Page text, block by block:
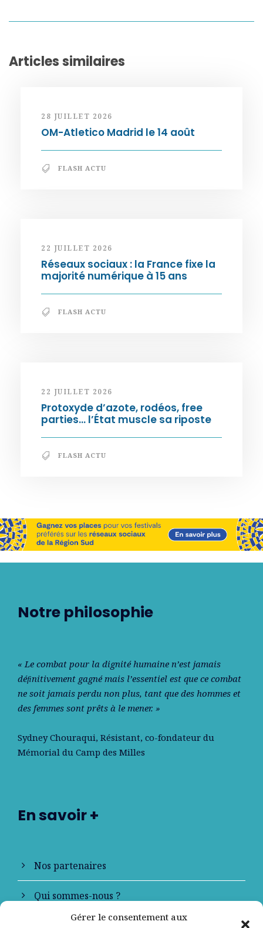
Gérer le consentement aux
Articles similaires
28 JUILLET 2026
OM-Atletico Madrid le 14 août
FLASH ACTU
22 JUILLET 2026
Réseaux sociaux : la France fixe la
majorité numérique à 15 ans
FLASH ACTU
22 JUILLET 2026
Protoxyde d’azote, rodéos, free
parties… l’État muscle sa riposte
FLASH ACTU
Notre philosophie
« Le combat pour la dignité humaine n’est jamais
déﬁnitivement gagné mais l’essentiel est que ce combat
ne soit jamais perdu non plus, tant que des hommes et
des femmes sont prêts à le mener. »
Sydney Chouraqui, Résistant, co-fondateur du
Mémorial du Camp des Milles
En savoir +
Nos partenaires
Qui sommes-nous ?